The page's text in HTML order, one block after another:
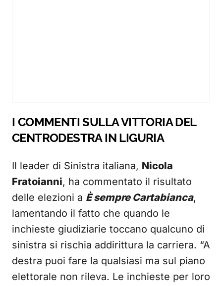
I COMMENTI SULLA VITTORIA DEL
CENTRODESTRA IN LIGURIA
Il leader di Sinistra italiana, Nicola
Fratoianni, ha commentato il risultato
delle elezioni a È sempre Cartabianca,
lamentando il fatto che quando le
inchieste giudiziarie toccano qualcuno di
sinistra si rischia addirittura la carriera. “A
destra puoi fare la qualsiasi ma sul piano
elettorale non rileva. Le inchieste per loro